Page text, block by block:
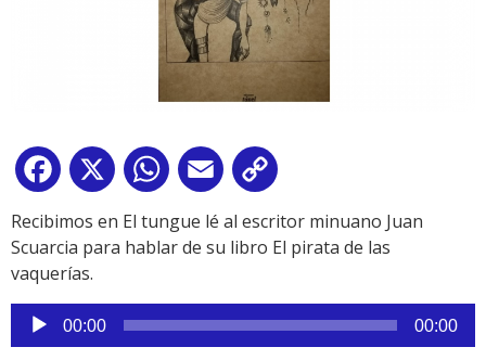
Facebook
X WhatsApp
Email
Link
Recibimos en El tungue lé al escritor minuano Juan
Scuarcia para hablar de su libro El pirata de las
vaquerías.
Reproductor
de
00:00 00:00